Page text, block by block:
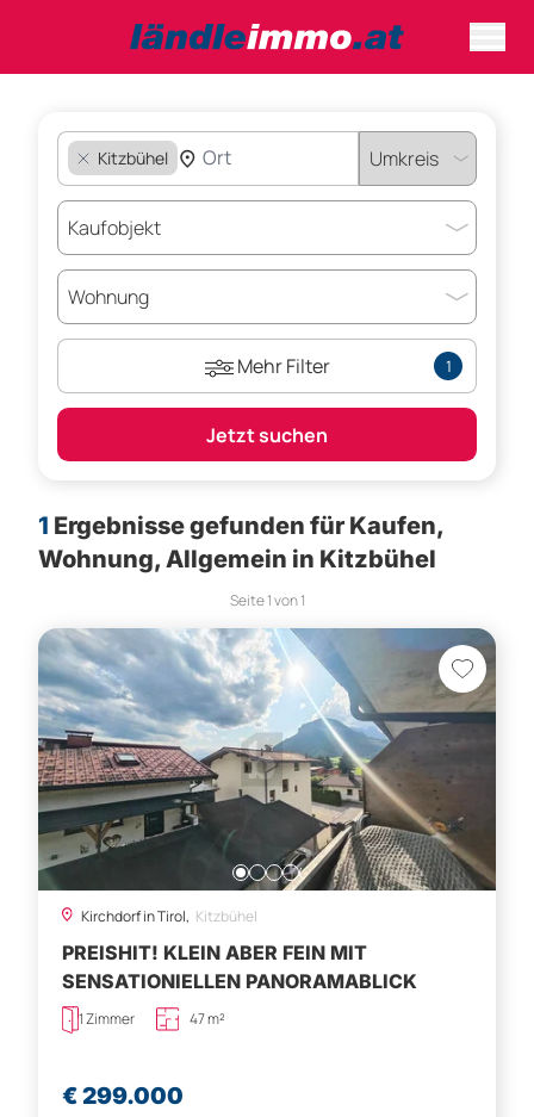
Kitzbühel
Mehr Filter 1
Jetzt suchen
1 Ergebnisse gefunden für Kaufen,
Wohnung, Allgemein in Kitzbühel
Seite1von1
Kirchdorf in Tirol, Kitzbühel
PREISHIT! KLEIN ABER FEIN MIT
SENSATIONIELLEN PANORAMABLICK
1 Zimmer 47 m²
€ 299.000